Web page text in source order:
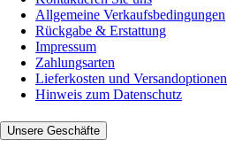
Allgemeine Verkaufsbedingungen
Rückgabe & Erstattung
Impressum
Zahlungsarten
Lieferkosten und Versandoptionen
Hinweis zum Datenschutz
Unsere Geschäfte